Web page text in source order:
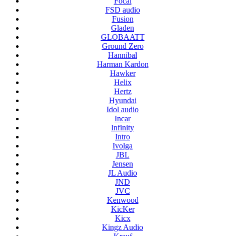
FSD audio
Fusion
Gladen
GLOBAATT
Ground Zero
Hannibal
Harman Kardon
Hawker
Helix
Hertz
Hyundai
Idol audio
Incar
Infinity
Intro
Ivolga
JBL
Jensen
JL Audio
JND
JVC
Kenwood
KicKer
Kicx
Kingz Audio